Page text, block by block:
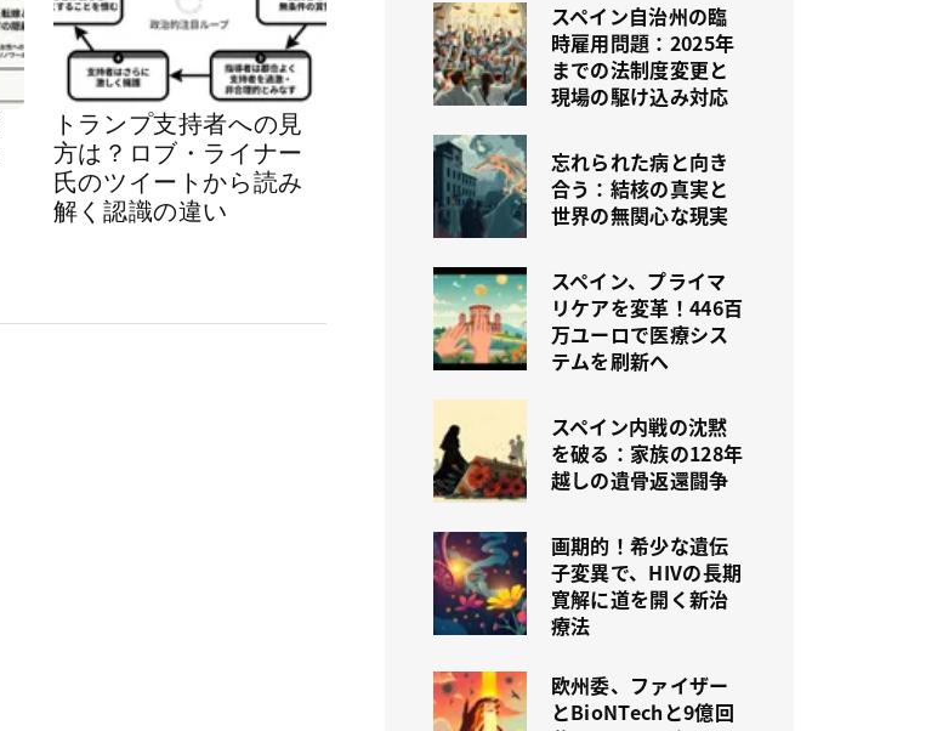
トランプ支持者への見
方は？ロブ・ライナー
氏のツイートから読み
解く認識の違い
スペイン自治州の臨
時雇用問題：2025年
までの法制度変更と
現場の駆け込み対応
忘れられた病と向き
合う：結核の真実と
世界の無関心な現実
スペイン、プライマ
リケアを変革！446百
万ユーロで医療シス
テムを刷新へ
スペイン内戦の沈黙
を破る：家族の128年
越しの遺骨返還闘争
画期的！希少な遺伝
子変異で、HIVの長期
寛解に道を開く新治
療法
欧州委、ファイザー
とBioNTechと9億回